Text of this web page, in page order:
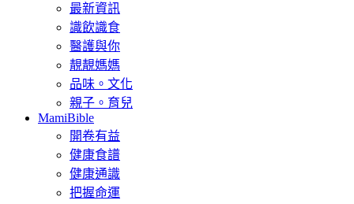
最新資訊
識飲識食
醫護與你
靚靚媽媽
品味。文化
親子。育兒
MamiBible
開卷有益
健康食譜
健康通識
把握命運